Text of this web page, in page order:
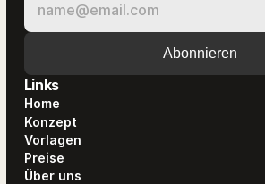
Links
Home
Konzept
Vorlagen
Preise
Über uns